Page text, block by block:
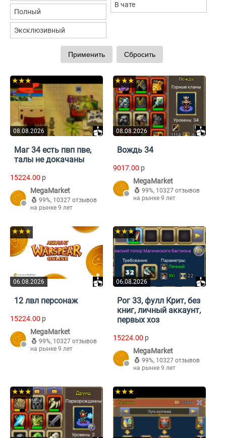
Полный
Эксклюзивный
В чате
08.08.2026
★★★
Маг 34 есть пвп пве,
талы не докачаны
15224.00 p
MegaMarket
99%, 10327 отзывов
на рынке 9 лет
08.08.2026
★★★
Вождь 34
9017.00 p
MegaMarket
99%, 10327 отзывов
на рынке 9 лет
06.08.2026
★★★
12 лвл персонаж
15224.00 p
MegaMarket
99%, 10327 отзывов
на рынке 9 лет
06.08.2026
★★★
Рог 33, фулл Крит, без
книг, личный аккаунт,
первых хоз
15224.00 p
MegaMarket
99%, 10327 отзывов
на рынке 9 лет
★★★ ★★★